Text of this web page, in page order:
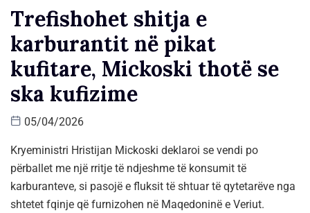
Trefishohet shitja e
karburantit në pikat
kufitare, Mickoski thotë se
ska kufizime
05/04/2026
Kryeministri Hristijan Mickoski deklaroi se vendi po
përballet me një rritje të ndjeshme të konsumit të
karburanteve, si pasojë e fluksit të shtuar të qytetarëve nga
shtetet fqinje që furnizohen në Maqedoninë e Veriut.